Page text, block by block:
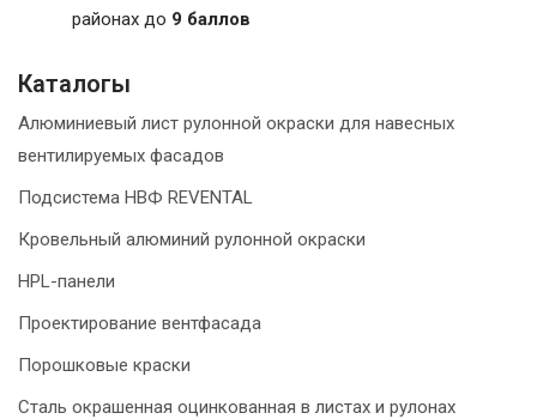
районах до 9 баллов
Каталогы
Алюминиевый лист рулонной окраски для навесных
вентилируемых фасадов
Подсистема НВФ REVENTAL
Кровельный алюминий рулонной окраски
HPL-панели
Проектирование вентфасада
Порошковые краски
Сталь окрашенная оцинкованная в листах и рулонах